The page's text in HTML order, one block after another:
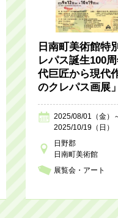
日南町美術館特
レパス誕生100
代巨匠から現代
のクレパス画展」
2025/08/01（金）
2025/10/19（日）
日野郡
日南町美術館
展覧会・アート